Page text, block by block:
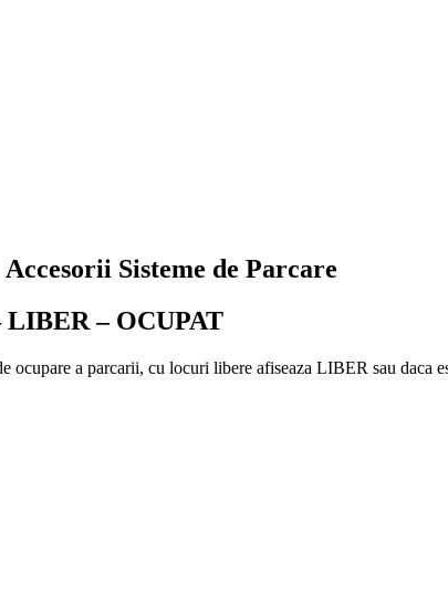
Accesorii Sisteme de Parcare
LIBER – OCUPAT
ocupare a parcarii, cu locuri libere afiseaza LIBER sau daca